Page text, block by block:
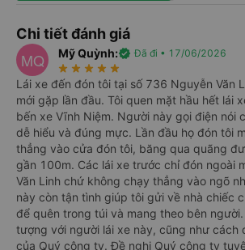
Chi tiết đánh giá
MQ Mỹ Quỳnh:verified Đã đi • 17/06/2026
star_rate star_rate star_rate star_rate star_rate
Lái xe đến đón tôi tại số 736 Nguyễn Văn
mới gặp lần đầu. Tôi quen mặt hầu hết lái
bến xe Vĩnh Niệm. Người này gọi điện nói
dễ hiểu và đúng mực. Lần đầu họ đón tôi
thẳng vào cửa đón tôi, băng qua quãng
gần 100m. Các lái xe trước chỉ đón ngoài
Văn Linh chứ không chạy thẳng vào ngõ
này còn tận tình giúp tôi gửi về nhà chiếc
để quên trong túi và mang theo bên
tượng với người lái xe này, cũng như cách
của Quý công ty. Đề nghị Quý công ty